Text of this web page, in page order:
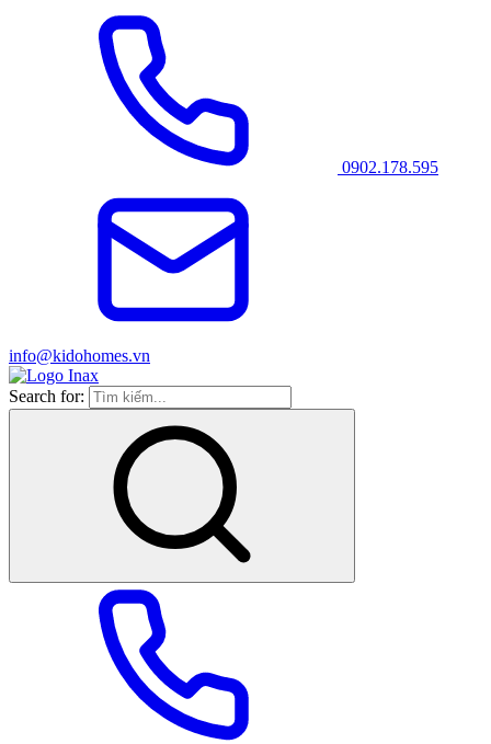
0902.178.595
info@kidohomes.vn
Search for: